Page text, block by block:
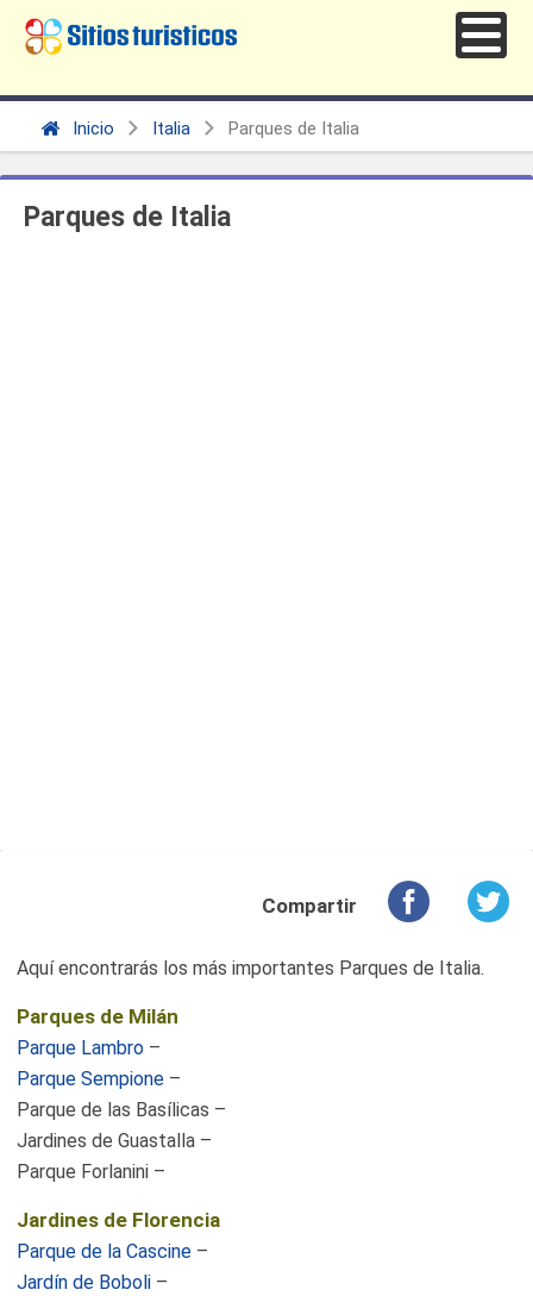
Inicio Italia Parques de Italia
Parques de Italia
Compartir
Aquí encontrarás los más importantes Parques de Italia.
Parques de Milán
Parque Lambro –
Parque Sempione –
Parque de las Basílicas –
Jardines de Guastalla –
Parque Forlanini –
Jardines de Florencia
Parque de la Cascine –
Jardín de Boboli –